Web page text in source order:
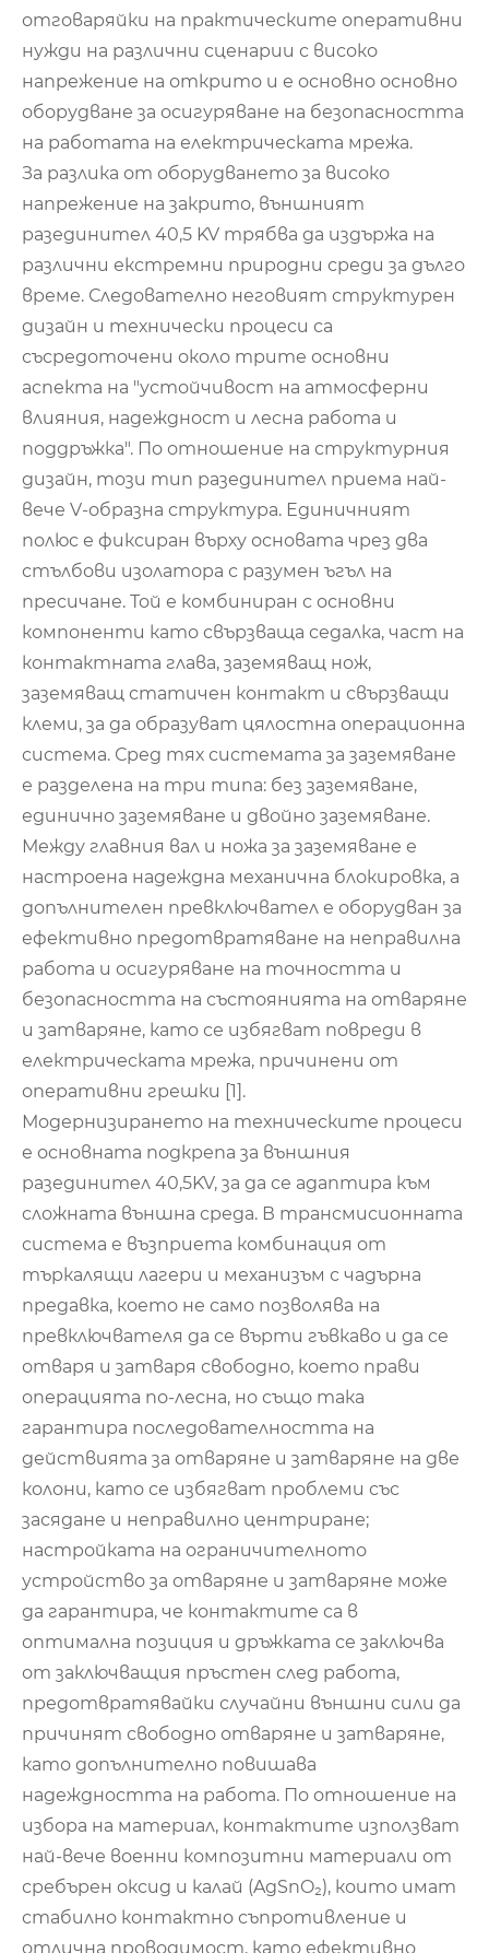
отговаряйки на практическите оперативни
нужди на различни сценарии с високо
напрежение на открито и е основно основно
оборудване за осигуряване на безопасността
на работата на електрическата мрежа.
За разлика от оборудването за високо
напрежение на закрито, външният
разединител 40,5 KV трябва да издържа на
различни екстремни природни среди за дълго
време. Следователно неговият структурен
дизайн и технически процеси са
съсредоточени около трите основни
аспекта на "устойчивост на атмосферни
влияния, надеждност и лесна работа и
поддръжка". По отношение на структурния
дизайн, този тип разединител приема най-
вече V-образна структура. Единичният
полюс е фиксиран върху основата чрез два
стълбови изолатора с разумен ъгъл на
пресичане. Той е комбиниран с основни
компоненти като свързваща седалка, част на
контактната глава, заземяващ нож,
заземяващ статичен контакт и свързващи
клеми, за да образуват цялостна операционна
система. Сред тях системата за заземяване
е разделена на три типа: без заземяване,
единично заземяване и двойно заземяване.
Между главния вал и ножа за заземяване е
настроена надеждна механична блокировка, а
допълнителен превключвател е оборудван за
ефективно предотвратяване на неправилна
работа и осигуряване на точността и
безопасността на състоянията на отваряне
и затваряне, като се избягват повреди в
електрическата мрежа, причинени от
оперативни грешки [1].
Модернизирането на техническите процеси
е основната подкрепа за външния
разединител 40,5KV, за да се адаптира към
сложната външна среда. В трансмисионната
система е възприета комбинация от
търкалящи лагери и механизъм с чадърна
предавка, което не само позволява на
превключвателя да се върти гъвкаво и да се
отваря и затваря свободно, което прави
операцията по-лесна, но също така
гарантира последователността на
действията за отваряне и затваряне на две
колони, като се избягват проблеми със
засядане и неправилно центриране;
настройката на ограничителното
устройство за отваряне и затваряне може
да гарантира, че контактите са в
оптимална позиция и дръжката се заключва
от заключващия пръстен след работа,
предотвратявайки случайни външни сили да
причинят свободно отваряне и затваряне,
като допълнително повишава
надеждността на работа. По отношение на
избора на материал, контактите използват
най-вече военни композитни материали от
сребърен оксид и калай (AgSnO₂), които имат
стабилно контактно съпротивление и
отлична проводимост, като ефективно